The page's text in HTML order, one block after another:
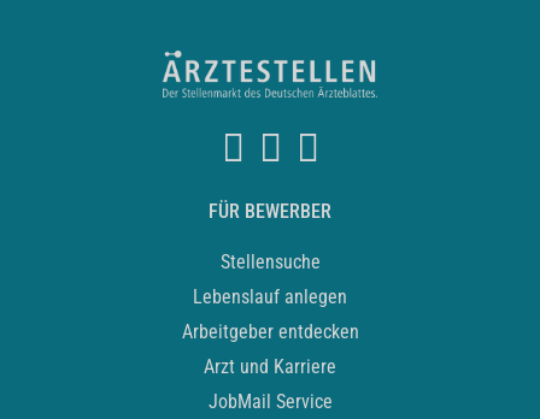
FÜR BEWERBER
Stellensuche
Lebenslauf anlegen
Arbeitgeber entdecken
Arzt und Karriere
JobMail Service